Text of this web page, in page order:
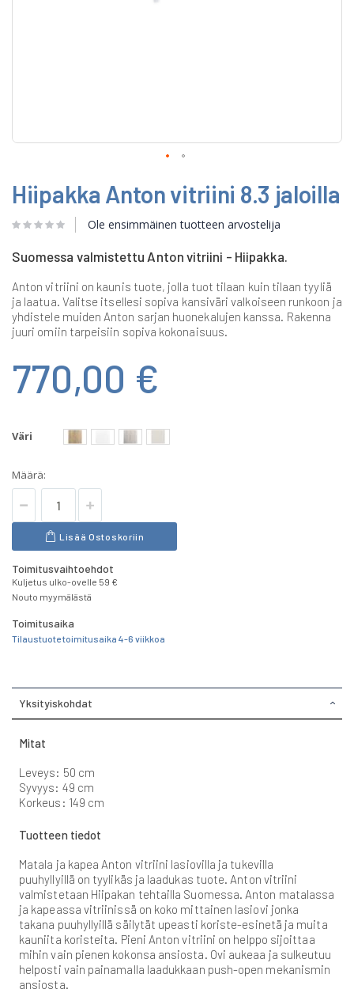
to
the
beginning
of
images
Hiipakka Anton vitriini 8.3 jaloilla
Ole ensimmäinen tuotteen arvostelija
Suomessa valmistettu Anton vitriini - Hiipakka.
Anton vitriini on kaunis tuote, jolla tuot tilaan kuin tilaan tyyliä
ja laatua. Valitse itsellesi sopiva kansiväri valkoiseen runkoon ja
yhdistele muiden Anton sarjan huonekalujen kanssa. Rakenna
juuri omiin tarpeisiin sopiva kokonaisuus.
770,00 €
Väri
Määrä:
Lisää Ostoskoriin
Toimitusvaihtoehdot
Kuljetus ulko-ovelle 59 €
Nouto myymälästä
Toimitusaika
Tilaustuote toimitusaika 4-6 viikkoa
Yksityiskohdat
Mitat
Leveys: 50 cm
Syvyys: 49 cm
Korkeus: 149 cm
Tuotteen tiedot
Matala ja kapea Anton vitriini lasiovilla ja tukevilla
puuhyllyillä on tyylikäs ja laadukas tuote. Anton vitriini
valmistetaan Hiipakan tehtailla Suomessa. Anton matalassa
ja kapeassa vitriinissä on koko mittainen lasiovi jonka
takana puuhyllyillä säilytät upeasti koriste-esinetä ja muita
kauniita koristeita. Pieni Anton vitriini on helppo sijoittaa
mihin vain pienen kokonsa ansiosta. Ovi aukeaa ja sulkeutuu
helposti vain painamalla laadukkaan push-open mekanismin
ansiosta.